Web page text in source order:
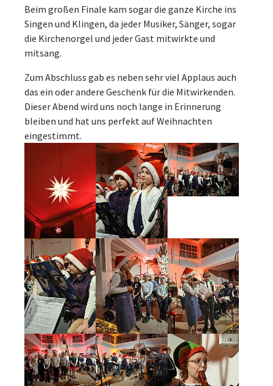
Beim großen Finale kam sogar die ganze Kirche ins
Singen und Klingen, da jeder Musiker, Sänger, sogar
die Kirchenorgel und jeder Gast mitwirkte und
mitsang.
Zum Abschluss gab es neben sehr viel Applaus auch
das ein oder andere Geschenk für die Mitwirkenden.
Dieser Abend wird uns noch lange in Erinnerung
bleiben und hat uns perfekt auf Weihnachten
eingestimmt.